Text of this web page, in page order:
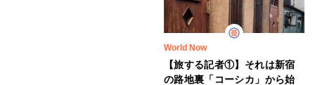
World Now
【旅する記者①】それは新宿
の路地裏「コーシカ」から始